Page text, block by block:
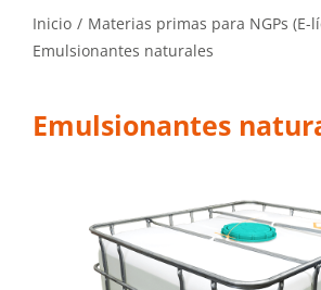
Inicio
Materias primas para NGPs (E-
Emulsionantes naturales
Emulsionantes